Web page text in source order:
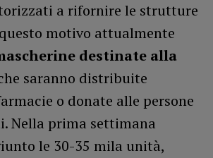
a rifornire le strutture
motivo attualmente
destinate alla
saranno distribuite
o donate alle persone
Nella prima settimana
le 30-35 mila unità,